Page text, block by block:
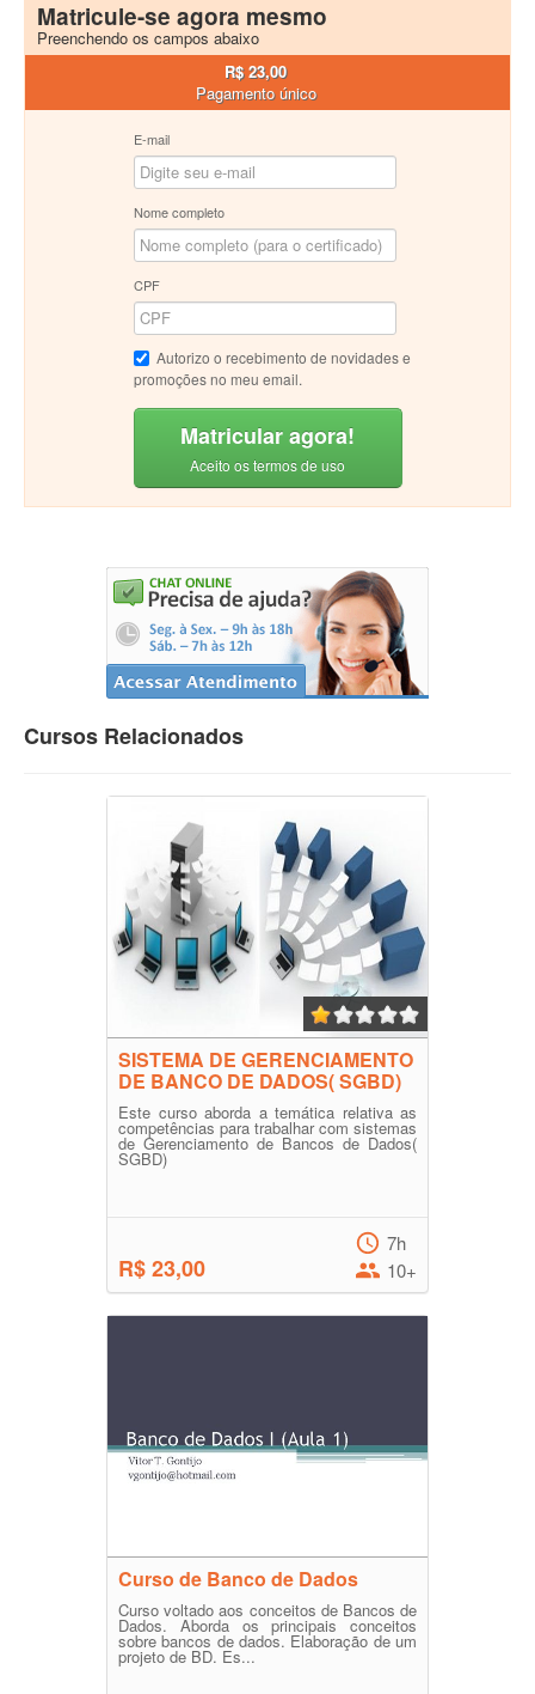
Matricule-se agora mesmo
Preenchendo os campos abaixo
R$ 23,00
Pagamento único
E-mail
Nome completo
CPF
Autorizo o recebimento de novidades e
promoções no meu email.
Matricular agora!
Aceito os termos de uso
Cursos Relacionados
SISTEMA DE GERENCIAMENTO
DE BANCO DE DADOS( SGBD)
Este curso aborda a temática relativa as
competências para trabalhar com sistemas
de Gerenciamento de Bancos de Dados(
SGBD)
R$ 23,00
7h
10+
Curso de Banco de Dados
Curso voltado aos conceitos de Bancos de
Dados. Aborda os principais conceitos
sobre bancos de dados. Elaboração de um
projeto de BD. Es...